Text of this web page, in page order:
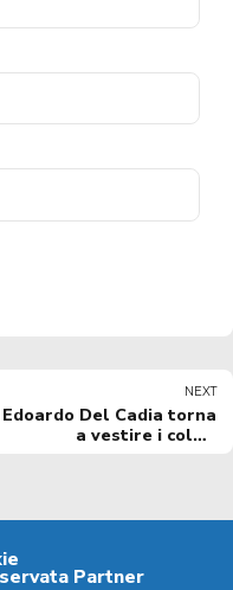
NEXT
Edoardo Del Cadia torna
a vestire i colori
Partner